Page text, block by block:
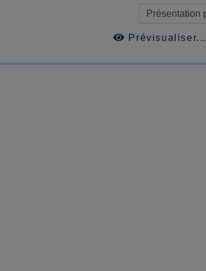
Prévisualiser...